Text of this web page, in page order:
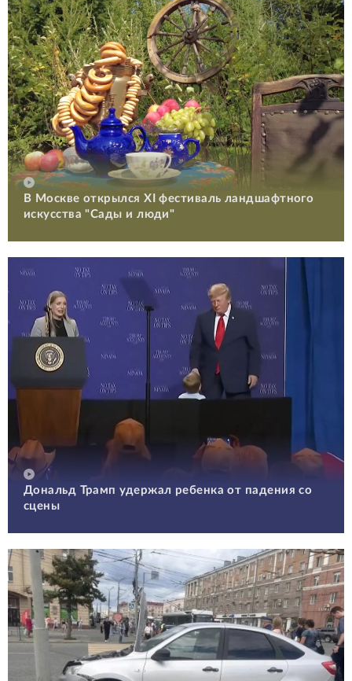
В Москве открылся XI фестиваль ландшафтного
искусства "Сады и люди"
Дональд Трамп удержал ребенка от падения со
сцены